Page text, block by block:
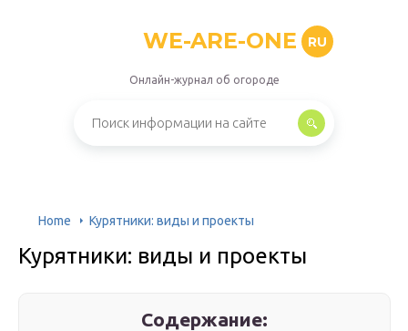
WE-ARE-ONE RU
Онлайн-журнал об огороде
Home Курятники: виды и проекты
Курятники: виды и проекты
Содержание: